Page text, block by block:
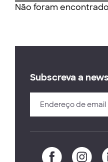
Não foram
Subscreva a